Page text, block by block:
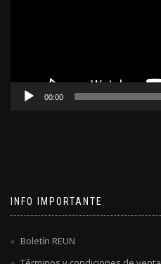
00:00
INFO IMPORTANTE
Boletín REUN